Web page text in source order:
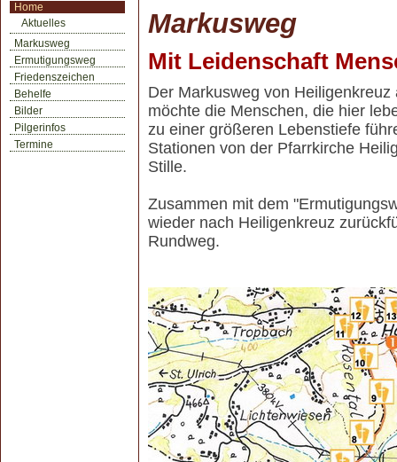
Home
Aktuelles
Markusweg
Ermutigungsweg
Friedenszeichen
Behelfe
Bilder
Pilgerinfos
Termine
Markusweg
Mit Leidenschaft
Der Markusweg von
möchte die Menschen, die hier
zu einer größeren Lebenstiefe
Stationen von der Pfarrkirche
Stille.
Zusammen mit dem
wieder nach Heiligenkreuz
Rundweg.